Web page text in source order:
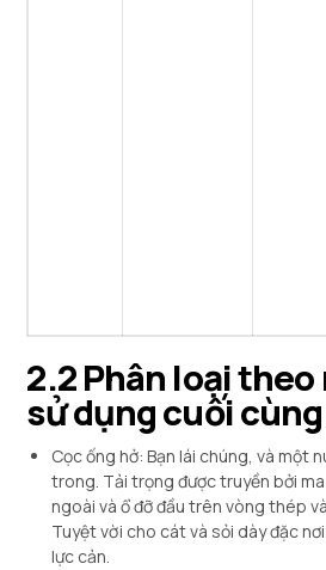
2.2 Phân loại
sử dụng cuối
Cọc ống hở: Bạn lái chúng, và một
trong. Tải trọng được truyền bởi
ngoài và ổ đỡ đầu trên vòng thép
Tuyệt vời cho cát và sỏi dày đặc
lực cản.